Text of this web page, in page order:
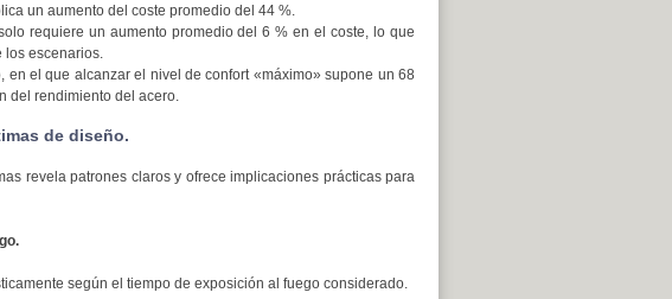
un aumento del coste promedio del 44 %.
requiere un aumento promedio del 6 % en el coste, lo que
escenarios.
el que alcanzar el nivel de confort «máximo» supone un 68
del rendimiento del acero.
de diseño.
revela patrones claros y ofrece implicaciones prácticas para
según el tiempo de exposición al fuego considerado.